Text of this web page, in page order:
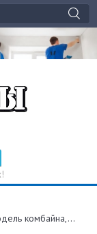
комбайна,...